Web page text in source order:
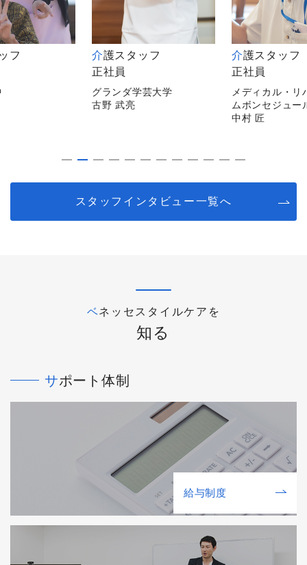
フ
介護スタッフ
正社員
グランダ学芸大学
古野 武亮
介護スタッフ
正社員
メディカル・リ
ムボンセジュー
中村 匠
スタッフインタビュー一覧へ
ベネッセスタイルケアを
知る
サポート体制
給与制度